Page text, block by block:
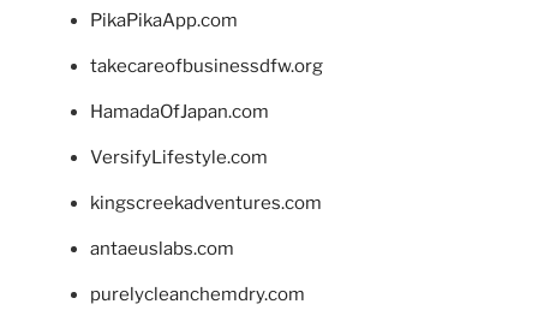
PikaPikaApp.com
takecareofbusinessdfw.org
HamadaOfJapan.com
VersifyLifestyle.com
kingscreekadventures.com
antaeuslabs.com
purelycleanchemdry.com